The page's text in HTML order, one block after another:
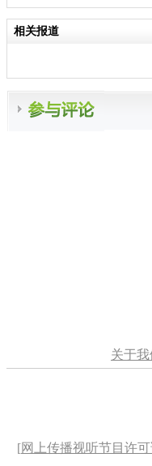
相关报道
关于我
[网上传播视听节目许可